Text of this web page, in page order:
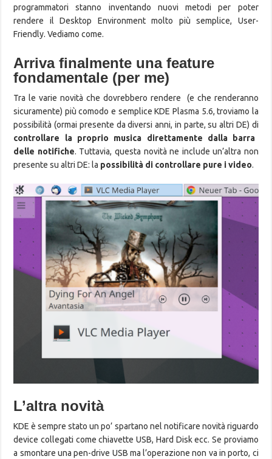
programmatori stanno inventando nuovi metodi per poter
rendere il Desktop Environment molto più semplice, User-
Friendly. Vediamo come.
Arriva finalmente una feature
fondamentale (per me)
Tra le varie novità che dovrebbero rendere (e che renderanno
sicuramente) più comodo e semplice KDE Plasma 5.6, troviamo la
possibilità (ormai presente da diversi anni, in parte, su altri DE) di
controllare la proprio musica direttamente dalla barra
delle notifiche. Tuttavia, questa novità ne include un’altra non
presente su altri DE: la possibilità di controllare pure i video.
L’altra novità
KDE è sempre stato un po’ spartano nel notificare novità riguardo
device collegati come chiavette USB, Hard Disk ecc. Se proviamo
a smontare una pen-drive USB ma l’operazione non va in porto, ci